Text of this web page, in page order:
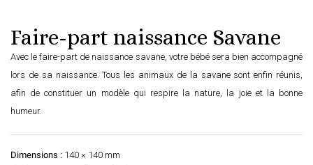
Faire-part naissance Savane
Avec le faire-part de naissance savane, votre bébé sera bien accompagné
lors de sa naissance. Tous les animaux de la savane sont enfin réunis,
afin de constituer un modèle qui respire la nature, la joie et la bonne
humeur.
Dimensions : 140 × 140 mm